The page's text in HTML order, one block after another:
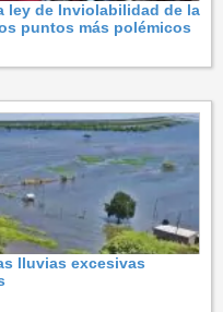
ley de Inviolabilidad de la
puntos más polémicos
lluvias excesivas